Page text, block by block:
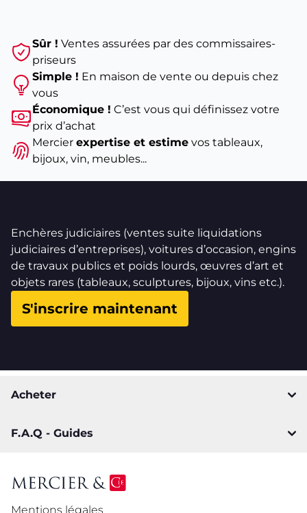
Sûr ! Ventes assurées par des commissaires-
priseurs
Simple ! En maison de vente ou depuis chez
vous
Économique ! C’est vous qui définissez votre
prix d’achat
Mercier expertise et estimevos tableaux,
bijoux, vin, meubles...
Enchères judiciaires (ventes suite liquidations
judiciaires d’entreprises), voitures d’occasion, engins
de travaux publics et poids lourds, œuvres d’art et
objets rares (tableaux, sculptures, bijoux, vins etc.).
S'inscrire maintenant
Acheter
F.A.Q - Guides
Mentions légales